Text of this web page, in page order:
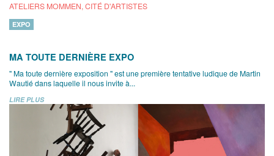
ATELIERS MOMMEN, CITÉ D'ARTISTES
EXPO
MA TOUTE DERNIÈRE EXPO
" Ma toute dernière exposition " est une première tentative ludique de Martin
Wautié dans laquelle il nous invite à...
LIRE PLUS